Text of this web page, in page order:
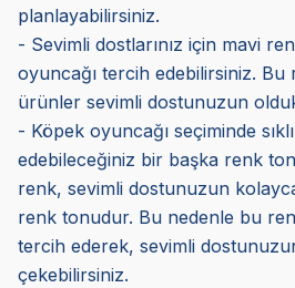
planlayabilirsiniz.
- Sevimli dostlarınız için mavi
oyuncağı tercih edebilirsiniz.
ürünler sevimli dostunuzun
- Köpek oyuncağı seçiminde
edebileceğiniz bir başka renk
renk, sevimli dostunuzun
renk tonudur. Bu nedenle bu
tercih ederek, sevimli
çekebilirsiniz.